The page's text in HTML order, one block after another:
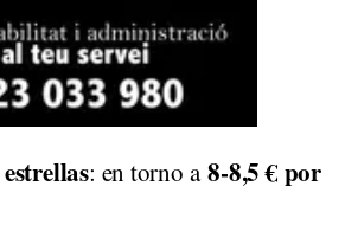
: en torno a8-8,5 € por